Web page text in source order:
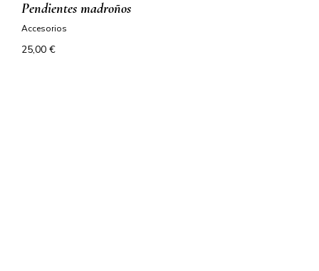
pendientes madroños
accesorios
25,00 €